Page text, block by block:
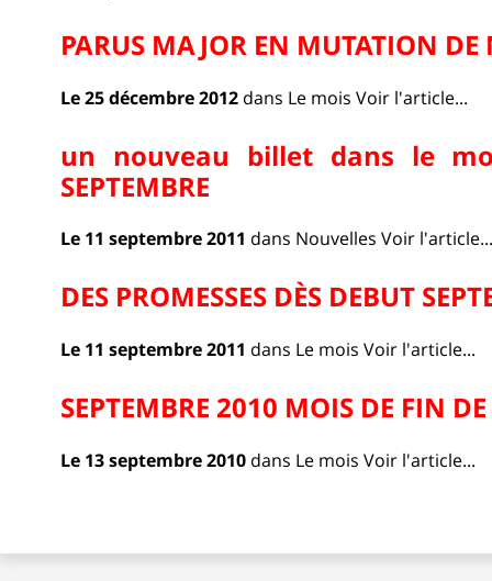
PARUS MAJOR EN MUTATION DE
Le 25 décembre 2012 dans Le mois Voir l'article...
un nouveau billet dans le
SEPTEMBRE
Le 11 septembre 2011 dans Nouvelles Voir l'article...
DES PROMESSES DÈS DEBUT
Le 11 septembre 2011 dans Le mois Voir l'article...
SEPTEMBRE 2010 MOIS DE FIN
Le 13 septembre 2010 dans Le mois Voir l'article...